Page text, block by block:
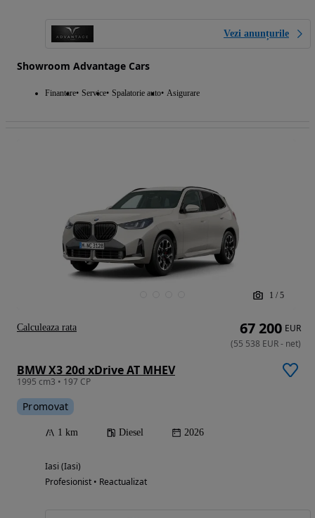
Vezi anunțurile
Showroom Advantage Cars
Finantare Service Spalatorie auto Asigurare
1 / 5
BMW X3 20d xDrive AT MHEV
1995 cm3 • 197 CP
Promovat
1 km Diesel 2026
Iasi (Iasi)
Profesionist • Reactualizat
67 200 EUR
(55 538 EUR- net)
Calculeaza rata